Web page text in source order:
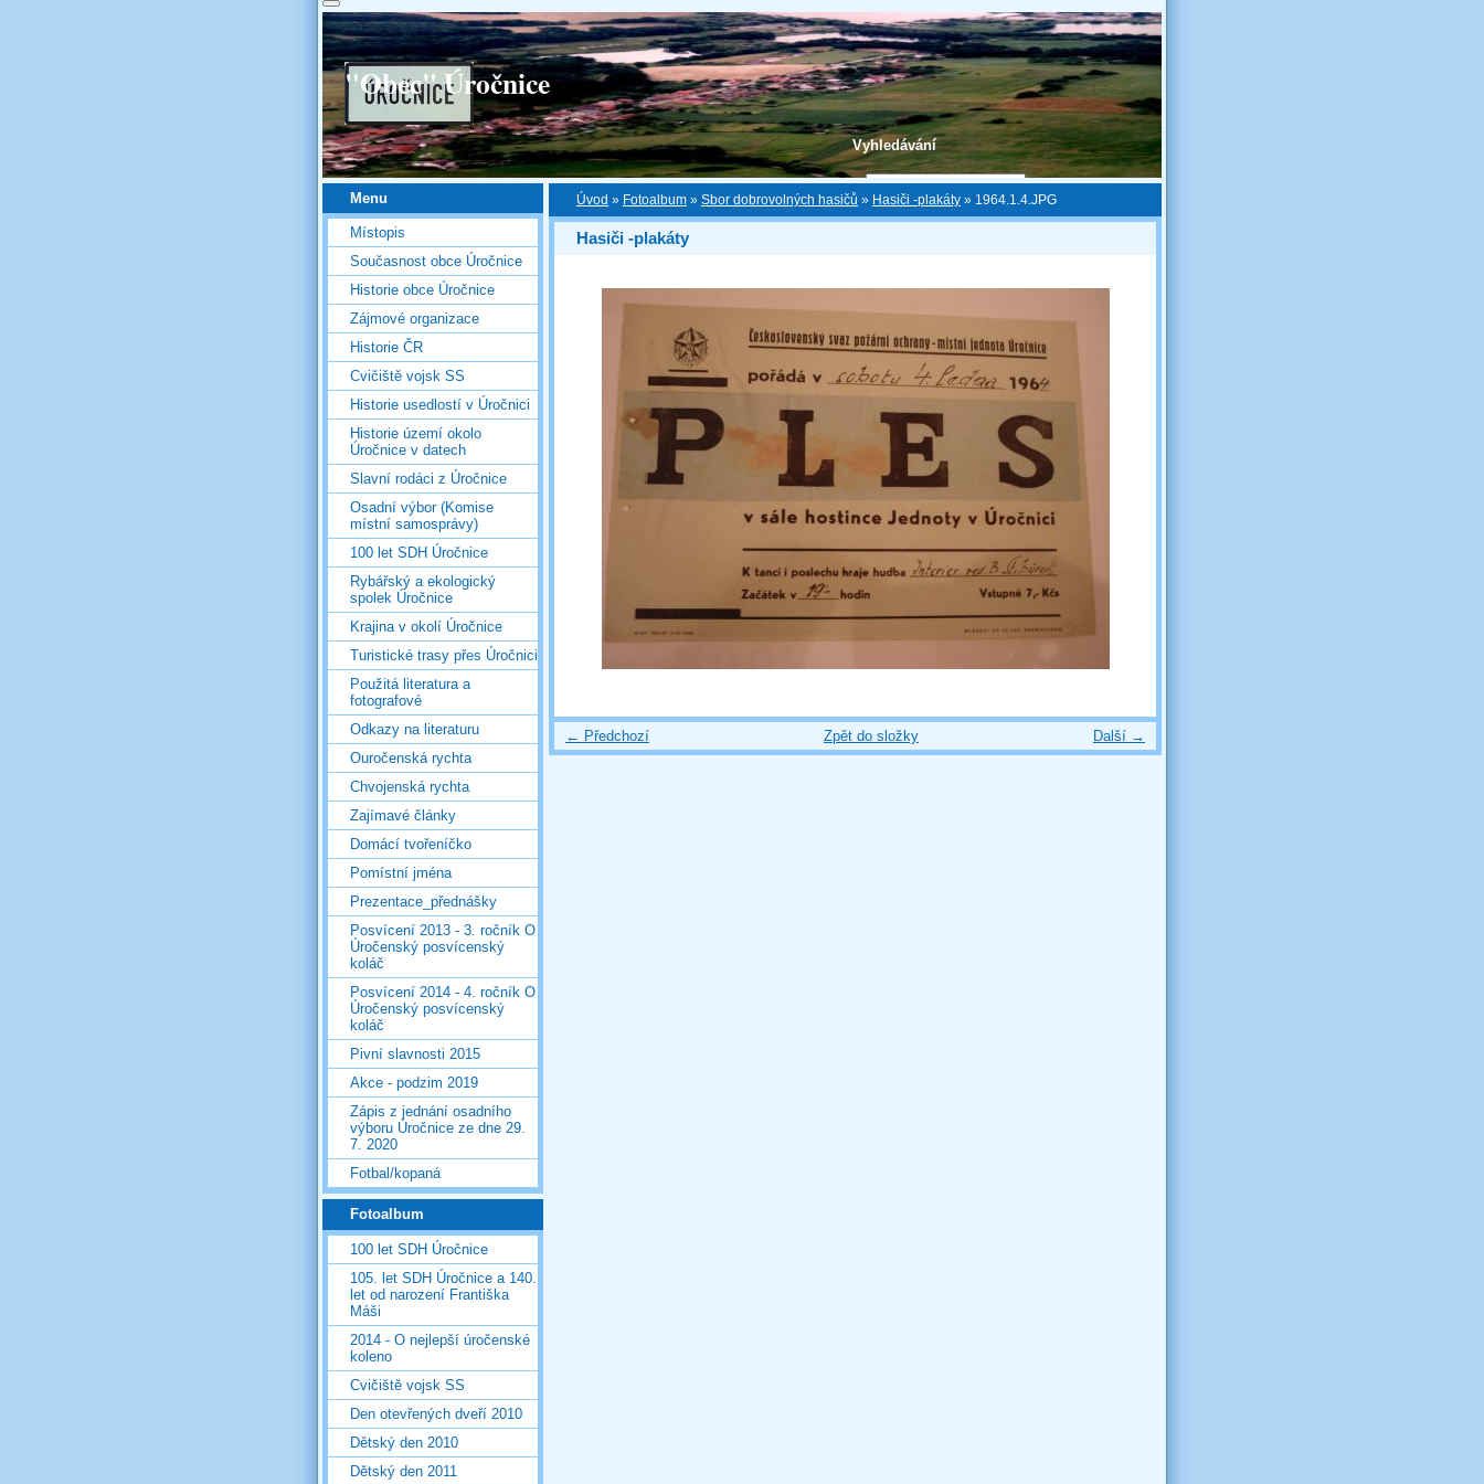
Vyhledávání
"Obec" Úročnice
Úvod » Fotoalbum » Sbor dobrovolných hasičů » Hasiči -plakáty » 1964.1.4.JPG
Hasiči -plakáty
← Předchozí Další →
Zpět do složky
Menu
Místopis
Současnost obce Úročnice
Historie obce Úročnice
Zájmové organizace
Historie ČR
Cvičiště vojsk SS
Historie usedlostí v Úročnici
Historie území okolo
Úročnice v datech
Slavní rodáci z Úročnice
Osadní výbor (Komise
místní samosprávy)
100 let SDH Úročnice
Rybářský a ekologický
spolek Úročnice
Krajina v okolí Úročnice
Turistické trasy přes Úročnici
Použitá literatura a
fotografové
Odkazy na literaturu
Ouročenská rychta
Chvojenská rychta
Zajímavé články
Domácí tvořeníčko
Pomístní jména
Prezentace_přednášky
Posvícení 2013 - 3. ročník O
Úročenský posvícenský
koláč
Posvícení 2014 - 4. ročník O
Úročenský posvícenský
koláč
Pivní slavnosti 2015
Akce - podzim 2019
Zápis z jednání osadního
výboru Úročnice ze dne 29.
7. 2020
Fotbal/kopaná
Fotoalbum
100 let SDH Úročnice
105. let SDH Úročnice a 140.
let od narození Františka
Máši
2014 - O nejlepší úročenské
koleno
Cvičiště vojsk SS
Den otevřených dveří 2010
Dětský den 2010
Dětský den 2011